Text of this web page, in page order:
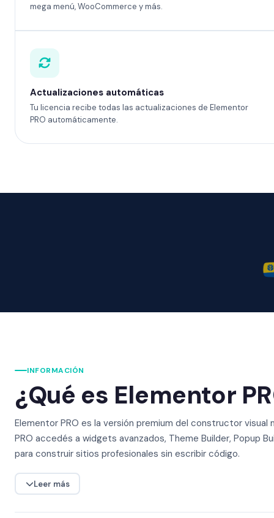
mega menú, WooCommerce y más.
Actualizaciones automáticas
Tu licencia recibe todas las actualizaciones de Elementor
PRO automáticamente.
INFORMACIÓN
¿Qué es Elementor
Elementor PRO es la versión premium del constructor visual
PRO accedés a widgets avanzados, Theme Builder, Popup
para construir sitios profesionales sin escribir código.
Leer más